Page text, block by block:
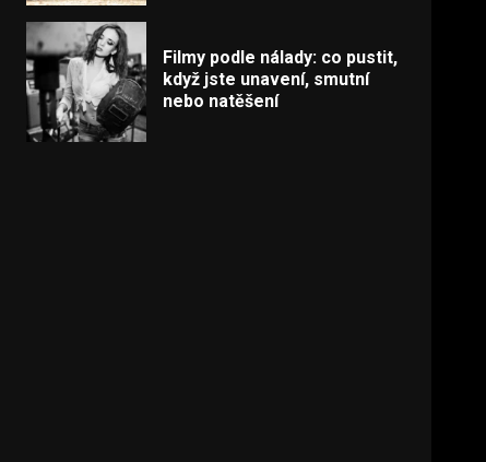
Filmy podle nálady: co pustit,
když jste unavení, smutní
nebo natěšení